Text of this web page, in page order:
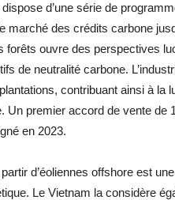
d’une série de
marché des crédits carbone
forêts ouvre des perspectives
de neutralité carbone.
contribuant ainsi à la
Un premier accord de vente de
en 2023.
d’éoliennes offshore est
Le Vietnam la considère